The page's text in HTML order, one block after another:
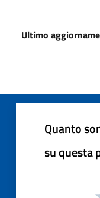
Ultimo
Quanto
su questa